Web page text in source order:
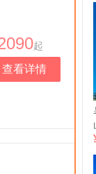
起
查看详情